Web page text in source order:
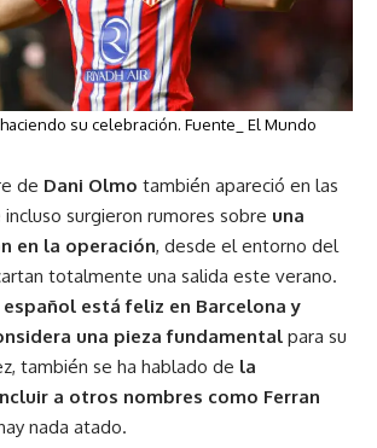
su celebración. Fuente_ El Mundo
de Dani Olmo también apareció en las
surgieron rumores sobre una
en la operación, desde el entorno del
totalmente una salida este verano.
está feliz en Barcelona y
una pieza fundamental para su
también se ha hablado de la
a otros nombres como Ferran
nada atado.